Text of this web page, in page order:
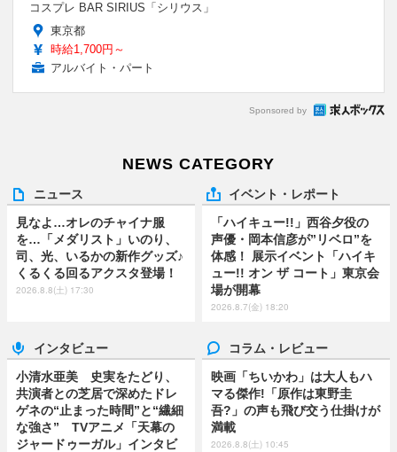
コスプレ BAR SIRIUS「シリウス」
東京都
時給1,700円～
アルバイト・パート
Sponsored by
NEWS CATEGORY
ニュース
見なよ…オレのチャイナ服
を…「メダリスト」いのり、
司、光、いるかの新作グッズ♪
くるくる回るアクスタ登場！
2026.8.8(土) 17:30
イベント・レポート
「ハイキュー!!」西谷夕役の
声優・岡本信彦が”リベロ”を
体感！ 展示イベント「ハイキ
ュー!! オン ザ コート」東京会
場が開幕
2026.8.7(金) 18:20
インタビュー
小清水亜美 史実をたどり、
共演者との芝居で深めたドレ
ゲネの“止まった時間”と“繊細
な強さ” TVアニメ「天幕の
ジャードゥーガル」インタビ
コラム・レビュー
映画「ちいかわ」は大人もハ
マる傑作!「原作は東野圭
吾?」の声も飛び交う仕掛けが
満載
2026.8.8(土) 10:45